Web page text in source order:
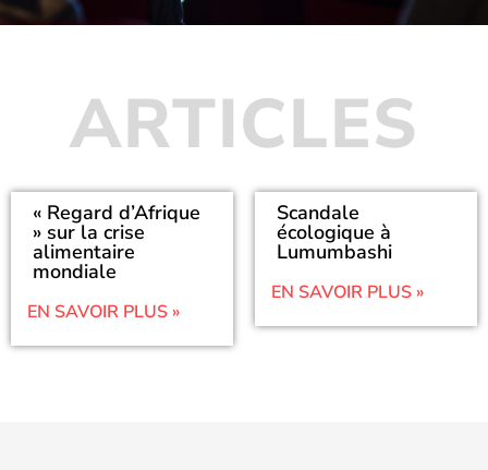
ARTICLES
« Regard d’Afrique
» sur la crise
alimentaire
mondiale
EN SAVOIR PLUS »
Scandale
écologique à
Lumumbashi
EN SAVOIR PLUS »